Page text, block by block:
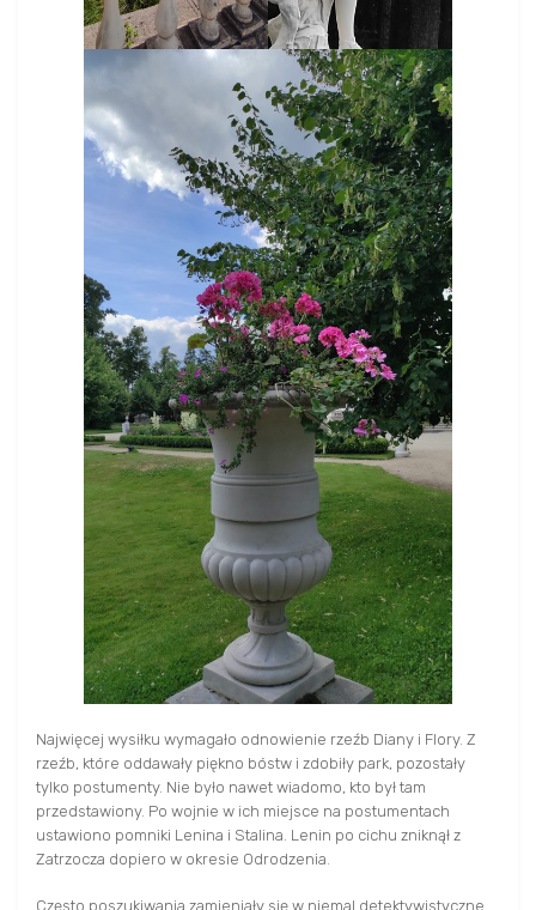
Najwięcej wysiłku wymagało odnowienie rzeźb Diany i Flory. Z
rzeźb, które oddawały piękno bóstw i zdobiły park, pozostały
tylko postumenty. Nie było nawet wiadomo, kto był tam
przedstawiony. Po wojnie w ich miejsce na postumentach
ustawiono pomniki Lenina i Stalina. Lenin po cichu zniknął z
Zatrzocza dopiero w okresie Odrodzenia.
Często poszukiwania zamieniały się w niemal detektywistyczne